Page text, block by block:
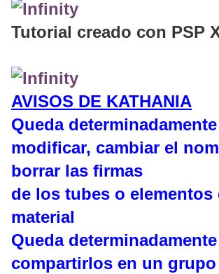
Tutorial creado con PSP
AVISOS DE KATHANIA
Queda
modificar, cambiar el
borrar las firmas
de los tubes o elementos
material
Queda
compartirlos en un